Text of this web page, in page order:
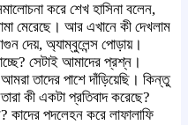
করে শেখ হাসিনা বলেন,
মেরেছে। আর এখানে কী দেখলাম
দেয়, অ্যাম্বুলেন্স পোড়ায়।
সেটাই আমাদের প্রশ্ন।
তাদের পাশে দাঁড়িয়েছি। কিন্তু
কী একটা প্রতিবাদ করেছে?
কাদের পদলেহন করে লাফালাফি